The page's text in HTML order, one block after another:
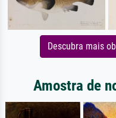
Descubra mais
Amostra de